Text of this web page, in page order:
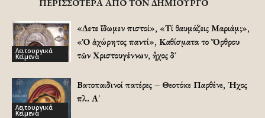
ΠΕΡΙΣΣΟΤΕΡΑ ΑΠΟ ΤΟΝ ΔΗΜΙΟΥΡΓΟ
Λειτουργικά
Κείμενα
«Δεῦτε ἴδωμεν πιστοί», «Τί θαυμάζεις Μαριάμ;»,
«Ὁ ἀχώρητος παντί», Καθίσματα τοῦ Ὄρθρου
τῶν Χριστουγέννων, ἦχος δ´
Λειτουργικά
Κείμενα
Βατοπαιδινοί πατέρες – Θεοτόκε Παρθένε, Ήχος
πλ. Α΄